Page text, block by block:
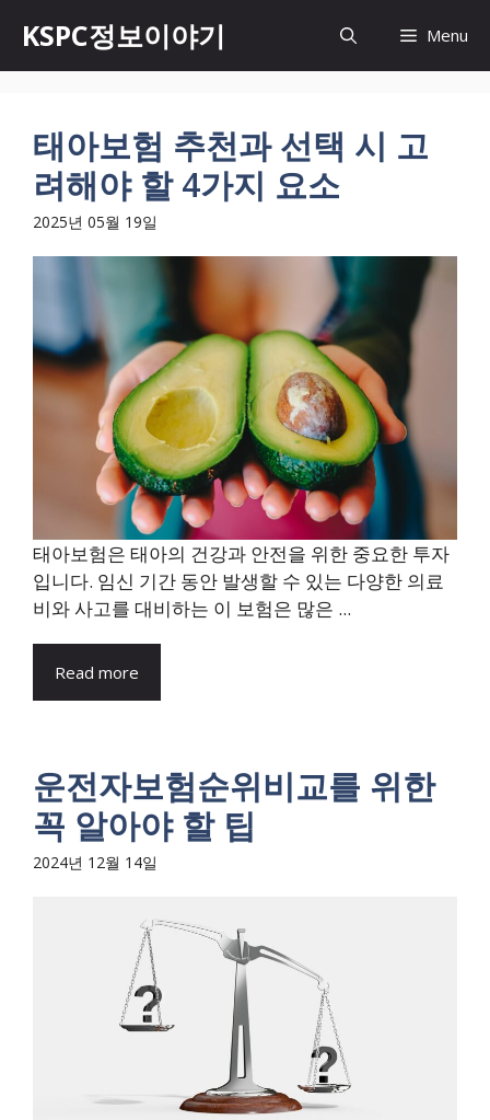
content
KSPC정보이야기 Menu
태아보험 추천과 선택 시 고
려해야 할 4가지 요소
2025년 05월 19일
태아보험은 태아의 건강과 안전을 위한 중요한 투자
입니다. 임신 기간 동안 발생할 수 있는 다양한 의료
비와 사고를 대비하는 이 보험은 많은 ...
Read more
운전자보험순위비교를 위한
꼭 알아야 할 팁
2024년 12월 14일